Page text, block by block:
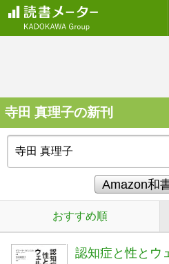
寺田 真理子の新刊
おすすめ順
認知症と性とウ